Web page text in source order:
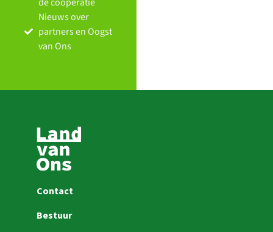
Nieuws over
partners en Oogst
van Ons
Contact
Bestuur